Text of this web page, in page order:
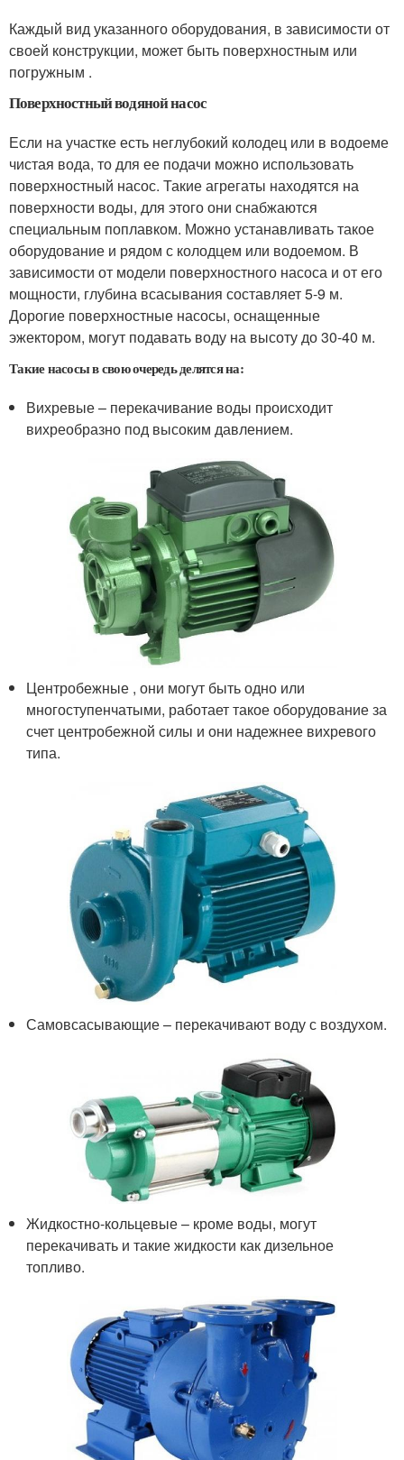
Каждый вид указанного оборудования, в зависимости от
своей конструкции, может быть поверхностным или
погружным .
Поверхностный водяной насос
Если на участке есть неглубокий колодец или в водоеме
чистая вода, то для ее подачи можно использовать
поверхностный насос. Такие агрегаты находятся на
поверхности воды, для этого они снабжаются
специальным поплавком. Можно устанавливать такое
оборудование и рядом с колодцем или водоемом. В
зависимости от модели поверхностного насоса и от его
мощности, глубина всасывания составляет 5-9 м.
Дорогие поверхностные насосы, оснащенные
эжектором, могут подавать воду на высоту до 30-40 м.
Такие насосы в свою очередь делятся на:
Вихревые – перекачивание воды происходит
вихреобразно под высоким давлением.
Центробежные , они могут быть одно или
многоступенчатыми, работает такое оборудование за
счет центробежной силы и они надежнее вихревого
типа.
Самовсасывающие – перекачивают воду с воздухом.
Жидкостно-кольцевые – кроме воды, могут
перекачивать и такие жидкости как дизельное
топливо.